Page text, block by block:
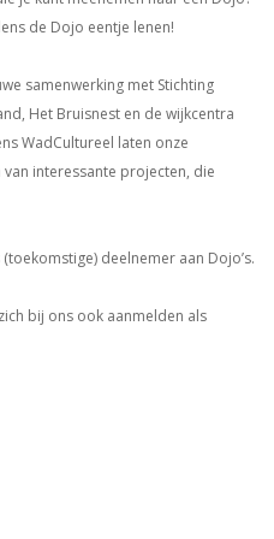
de Dojo eentje lenen!
samenwerking met Stichting
Het Bruisnest en de wijkcentra
WadCultureel laten onze
interessante projecten, die
deelnemer aan Dojo’s.
bij ons ook aanmelden als